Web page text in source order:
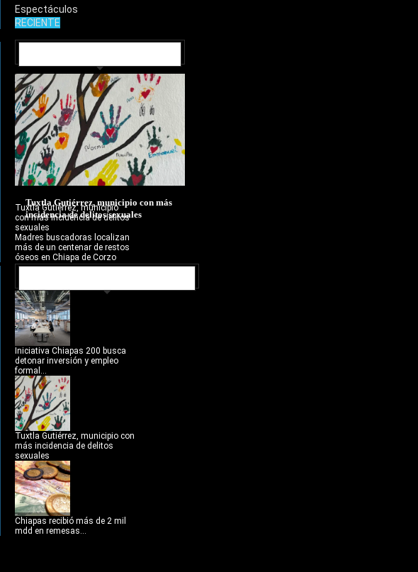
Espectáculos
RECIENTE
Tuxtla Gutiérrez, municipio con más
incidencia de delitos sexuales
Tuxtla Gutiérrez, municipio
con más incidencia de delitos
sexuales
Madres buscadoras localizan
más de un centenar de restos
óseos en Chiapa de Corzo
Iniciativa Chiapas 200 busca
detonar inversión y empleo
formal...
Tuxtla Gutiérrez, municipio con
más incidencia de delitos
sexuales
Chiapas recibió más de 2 mil
mdd en remesas...